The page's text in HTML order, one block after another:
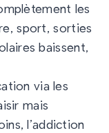
les
sport, sorties
baissent,
via les
mais
l’addiction